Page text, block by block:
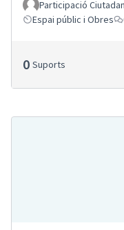
Participació
Espai públic i Obres
0 Suports